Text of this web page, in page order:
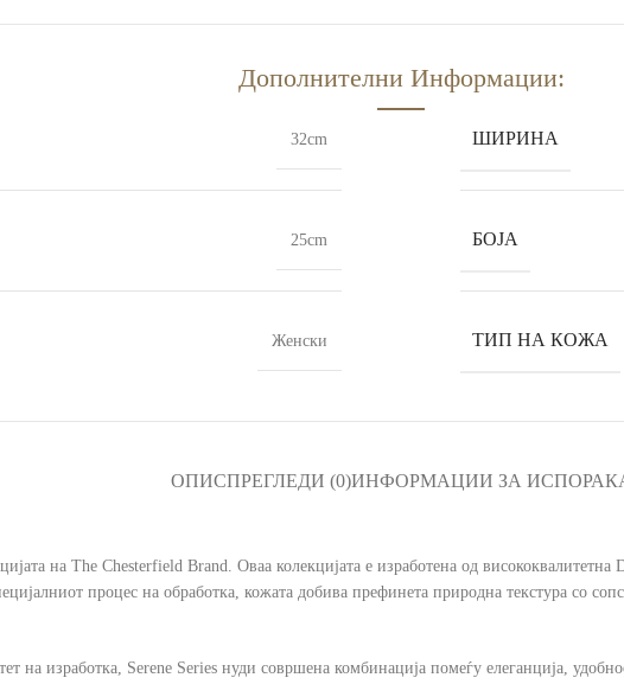
Дополнителни Информации:
32cm ШИРИНА
25cm БОЈА
Женски ТИП НА КОЖА
ОПИСПРЕГЛЕДИ (0)ИНФОРМАЦИИ ЗА
на The Chesterfield Brand. Оваа колекцијата е изработена од
процес на обработка, кожата добива префинета природна текстура со
на изработка, Serene Series нуди совршена комбинација помеѓу елеганција,